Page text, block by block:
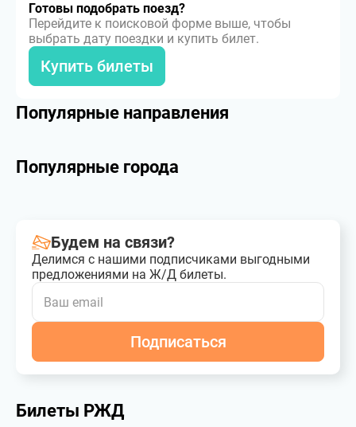
Готовы подобрать поезд?
Перейдите к поисковой форме выше, чтобы
выбрать дату поездки и купить билет.
Купить билеты
Популярные направления
Популярные города
Будем на связи?
Делимся с нашими подписчиками выгодными
предложениями на Ж/Д билеты.
Подписаться
Билеты РЖД